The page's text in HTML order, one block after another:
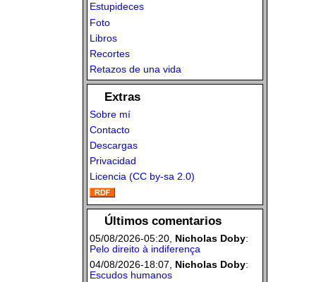
Estupideces
Foto
Libros
Recortes
Retazos de una vida
Extras
Sobre mí
Contacto
Descargas
Privacidad
Licencia (CC by-sa 2.0)
Últimos comentarios
05/08/2026-05:20, Nicholas Doby:
Pelo direito à indiferença
04/08/2026-18:07, Nicholas Doby:
Escudos humanos